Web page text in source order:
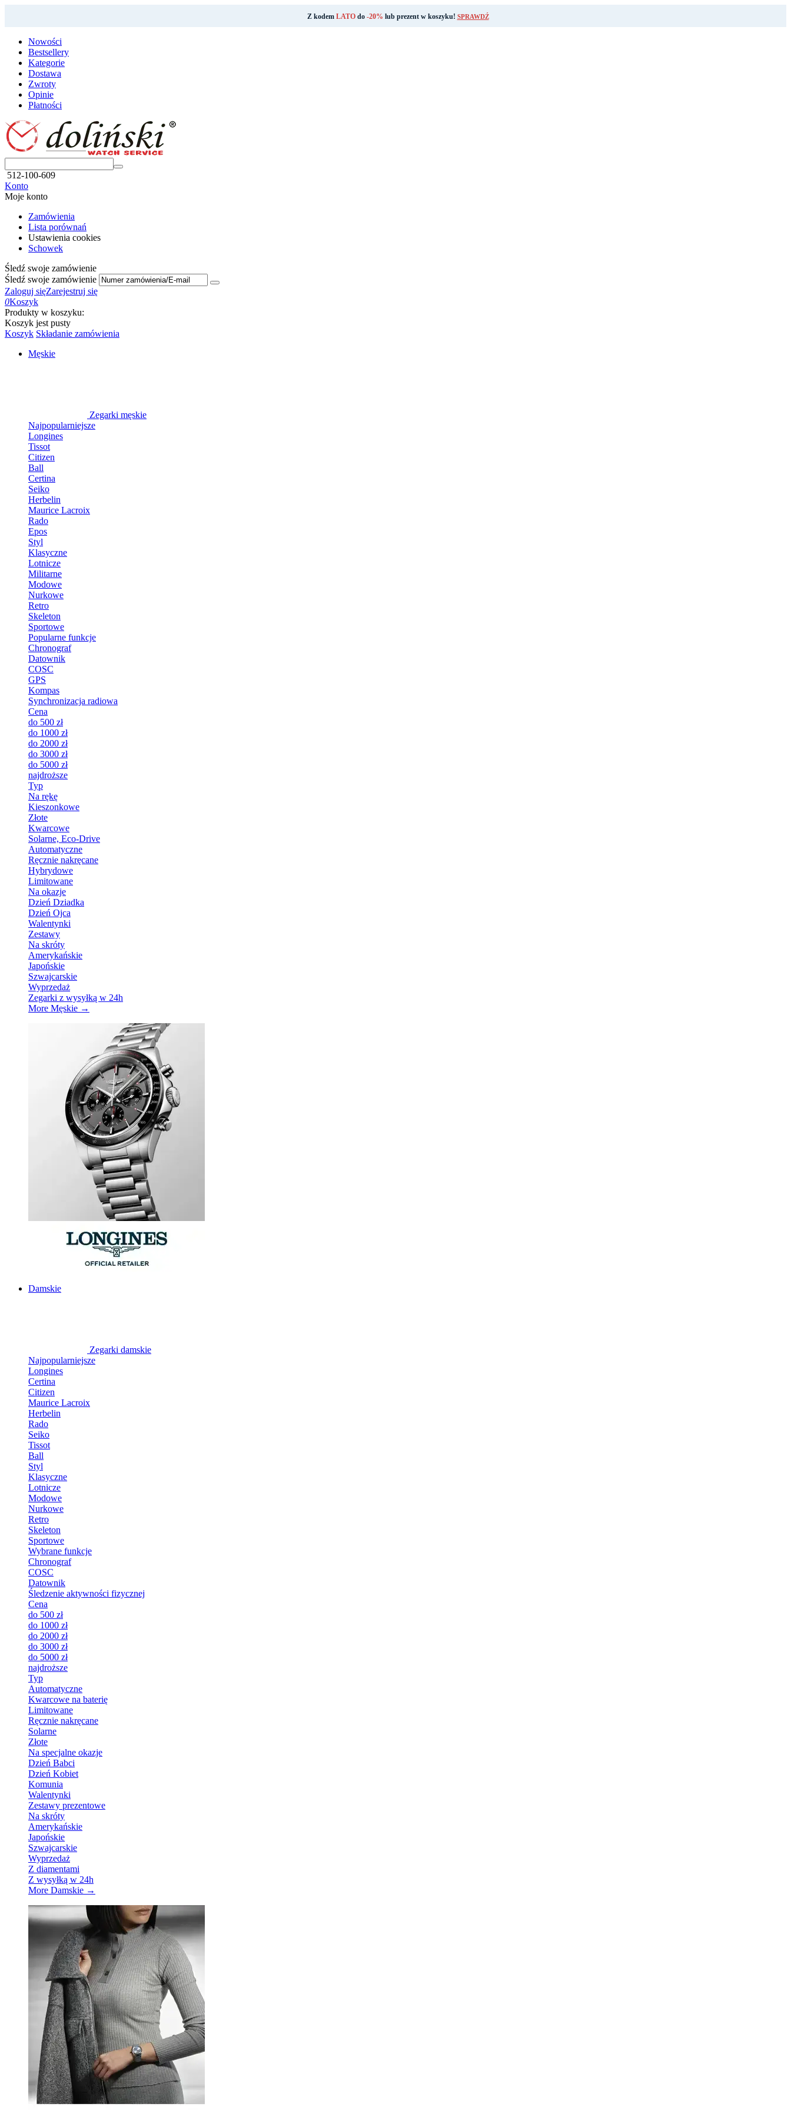
Z kodem LATOdo -20% lub prezent w koszyku! SPRAWDŹ
Nowości
Bestsellery
Kategorie
Dostawa
Zwroty
Opinie
Płatności
512-100-609
Konto
Moje konto
Zamówienia
Lista porównań
Ustawienia cookies
Schowek
Śledź swoje zamówienie
Śledź swoje zamówienie
Zaloguj sięZarejestruj się
0Koszyk
Produkty w koszyku:
Koszyk jest pusty
Koszyk Składanie zamówienia
Męskie
Zegarki męskie
Najpopularniejsze
Longines
Tissot
Citizen
Ball
Certina
Seiko
Herbelin
Maurice Lacroix
Rado
Epos
Styl
Klasyczne
Lotnicze
Militarne
Modowe
Nurkowe
Retro
Skeleton
Sportowe
Popularne funkcje
Chronograf
Datownik
COSC
GPS
Kompas
Synchronizacja radiowa
Cena
do 500 zł
do 1000 zł
do 2000 zł
do 3000 zł
do 5000 zł
najdroższe
Typ
Na rękę
Kieszonkowe
Złote
Kwarcowe
Solarne, Eco-Drive
Automatyczne
Ręcznie nakręcane
Hybrydowe
Limitowane
Na okazje
Dzień Dziadka
Dzień Ojca
Walentynki
Zestawy
Na skróty
Amerykańskie
Japońskie
Szwajcarskie
Wyprzedaż
Zegarki z wysyłką w 24h
More Męskie →
Damskie
Zegarki damskie
Najpopularniejsze
Longines
Certina
Citizen
Maurice Lacroix
Herbelin
Rado
Seiko
Tissot
Ball
Styl
Klasyczne
Lotnicze
Modowe
Nurkowe
Retro
Skeleton
Sportowe
Wybrane funkcje
Chronograf
COSC
Datownik
Śledzenie aktywności fizycznej
Cena
do 500 zł
do 1000 zł
do 2000 zł
do 3000 zł
do 5000 zł
najdroższe
Typ
Automatyczne
Kwarcowe na baterię
Limitowane
Ręcznie nakręcane
Solarne
Złote
Na specjalne okazje
Dzień Babci
Dzień Kobiet
Komunia
Walentynki
Zestawy prezentowe
Na skróty
Amerykańskie
Japońskie
Szwajcarskie
Wyprzedaż
Z diamentami
Z wysyłką w 24h
More Damskie →